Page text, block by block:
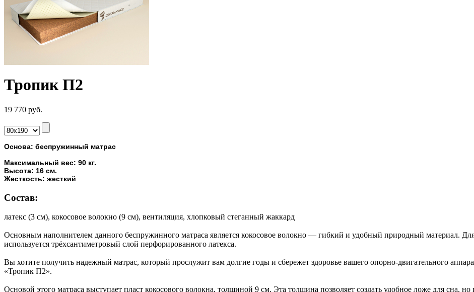
Тропик П2
19 770 руб.
Основа: беспружинный матрас
Максимальный вес: 90 кг.
Высота: 16 см.
Жесткость: жесткий
Состав:
латекс (3 см), кокосовое волокно (9 см), вентиляция, хлопковый стеганный жаккард
Основным наполнителем данного беспружинного матраса является кокосовое волокно — гибкий и удобный природный материал.
используется трёхсантиметровый слой перфорированного латекса.
Вы хотите получить надежный матрас, который прослужит вам долгие годы и сбережет здоровье вашего опорно-двигательного
«Тропик П2».
Основой этого матраса выступает пласт кокосового волокна, толщиной 9 см. Эта толщина позволяет создать удобное ложе для сна, но